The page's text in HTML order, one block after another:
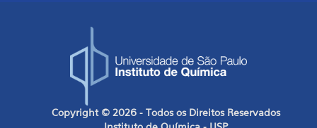
Copyright © 2026 - Todos os Direitos Reservados